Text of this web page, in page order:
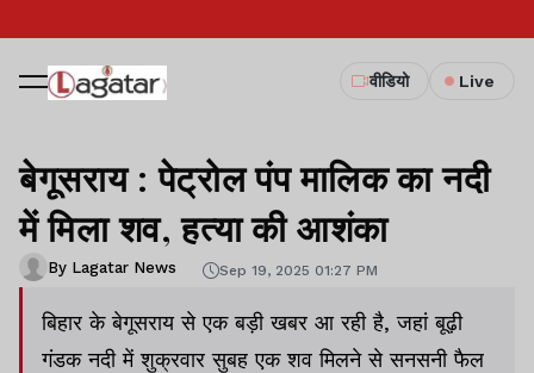
वीडियो Live
बेगूसराय : पेट्रोल पंप मालिक का नदी
में मिला शव, हत्या की आशंका
By Lagatar News Sep 19, 2025 01:27 PM
बिहार के बेगूसराय से एक बड़ी खबर आ रही है, जहां बूढ़ी
गंडक नदी में शुक्रवार सुबह एक शव मिलने से सनसनी फैल